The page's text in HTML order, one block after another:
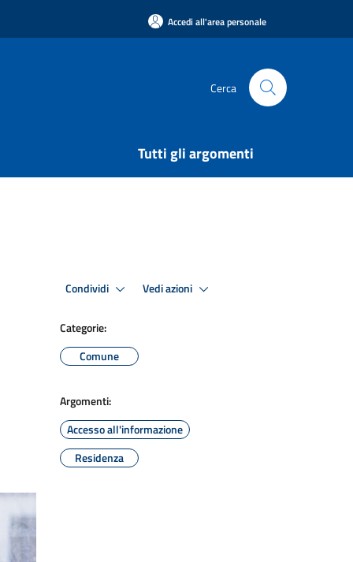
Accedi all'area personale
Cerca
Tutti gli argomenti
Condividi Vedi azioni
Categorie:
Comune
Argomenti:
Accesso all'informazione
Residenza